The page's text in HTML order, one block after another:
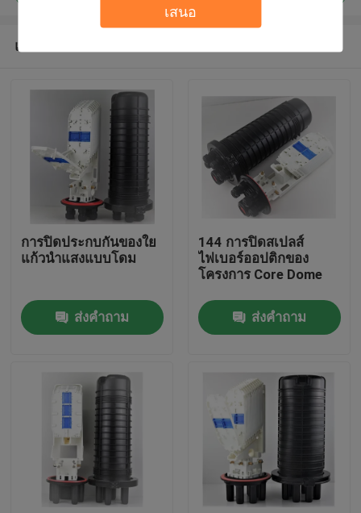
เสนอ
เกี่ยวกับเรา
ทัวร์โรงงาน
แนะนำผลิตภัณฑ์
การปิดประกบกันของใย
แก้วนำแสงแบบโดม
ส่งคำถาม
144 การปิดสเปลส์
ไฟเบอร์ออปติกของ
โครงการ Core Dome
ส่งคำถาม